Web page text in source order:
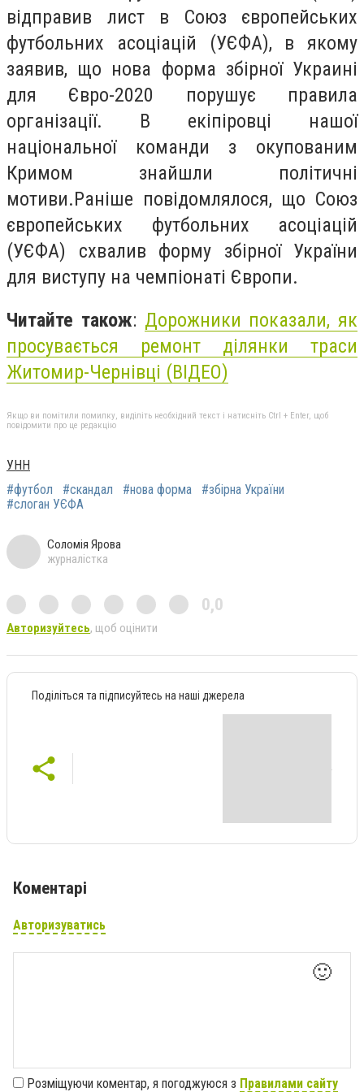
відправив лист в Союз європейських
футбольних асоціацій (УЄФА), в якому
заявив, що нова форма збірної Украині
для Євро-2020 порушує правила
організації. В екіпіровці нашої
національної команди з окупованим
Кримом знайшли політичні
мотиви.Раніше повідомлялося, що Союз
європейських футбольних асоціацій
(УЄФА) схвалив форму збірної України
для виступу на чемпіонаті Європи.
Читайте також: Дорожники показали, як
просувається ремонт ділянки траси
Житомир-Чернівці (ВІДЕО)
Якщо ви помітили помилку, виділіть необхідний текст і натисніть Ctrl + Enter, щоб
повідомити про це редакцію
УНН
#футбол
#скандал #нова форма
#збірна України
#слоган УЄФА
Соломія Ярова
журналістка
0,0
Авторизуйтесь, щоб оцінити
Поділіться та підписуйтесь на наші джерела
Коментарі
Авторизуватись
🙂
Розміщуючи коментар, я погоджуюся з Правилами сайту